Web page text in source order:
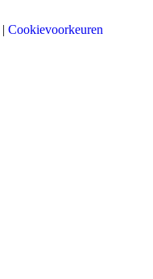
| Cookievoorkeuren